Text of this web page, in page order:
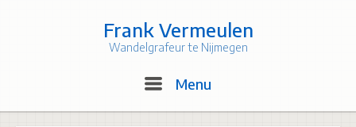
Frank Vermeulen
Wandelgrafeur te Nijmegen
Menu